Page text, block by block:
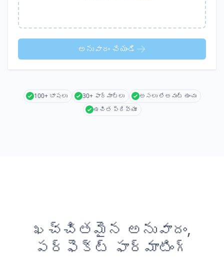
అనువాదం చేయండి
100+ భాషలు 30+ ఫార్మాట్లు
అసలు లేఅవుట్ ఉంచు
ఉచిత ప్రివ్యూ
ఖచ్చితమైన అనువాదం,
పర్ఫెక్ట్ ఫార్మాటింగ్